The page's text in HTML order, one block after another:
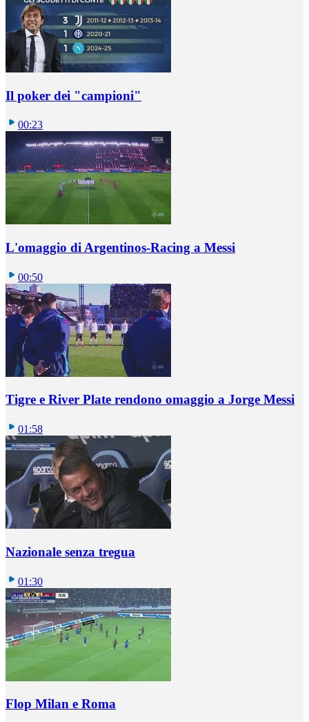
Il poker dei "campioni"
00:23
L'omaggio di Argentinos-Racing a Messi
00:50
Tigre e River Plate rendono omaggio a Jorge Messi
01:58
Nazionale senza tregua
01:30
Flop Milan e Roma